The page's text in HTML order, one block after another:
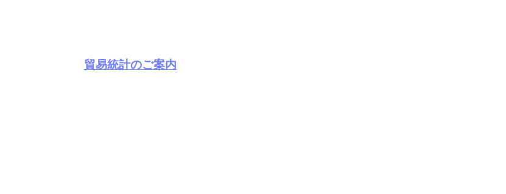
貿易統計のご案内